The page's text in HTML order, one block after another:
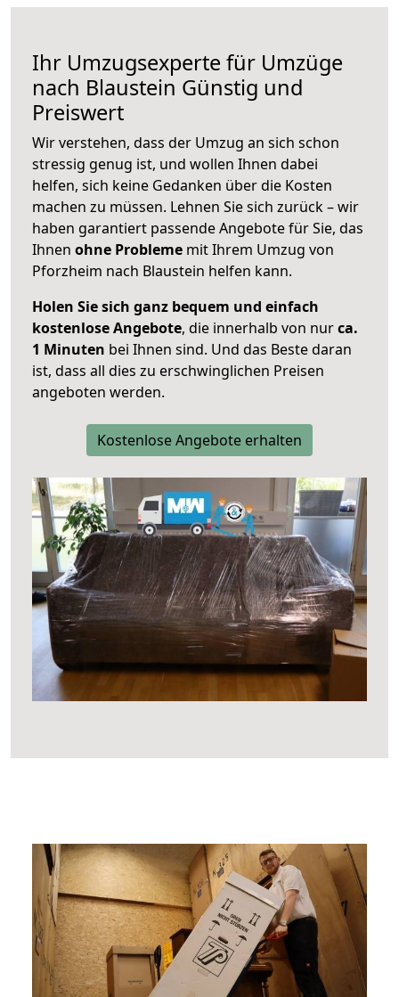
Ihr Umzugsexperte für Umzüge
nach Blaustein Günstig und
Preiswert
Wir verstehen, dass der Umzug an sich schon
stressig genug ist, und wollen Ihnen dabei
helfen, sich keine Gedanken über die Kosten
machen zu müssen. Lehnen Sie sich zurück – wir
haben garantiert passende Angebote für Sie, das
Ihnen ohne Probleme mit Ihrem Umzug von
Pforzheim nach Blaustein helfen kann.
Holen Sie sich ganz bequem und einfach
kostenlose Angebote, die innerhalb von nurca.
1 Minuten bei Ihnen sind. Und das Beste daran
ist, dass all dies zu erschwinglichen Preisen
angeboten werden.
Kostenlose Angebote erhalten